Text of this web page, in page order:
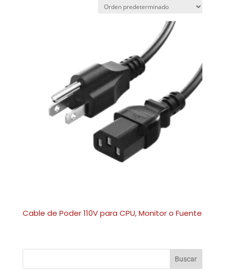
Cable de Poder 110V para CPU, Monitor o Fuente
Buscar